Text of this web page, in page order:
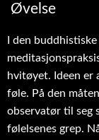
Øvelse
I den
hvitøyet. Ideen er
føle. På den
observatør til seg
følelsenes grep.